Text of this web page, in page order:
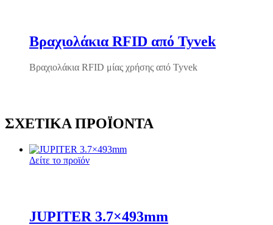
Βραχιολάκια RFID από Tyvek
Βραχιολάκια RFID μίας χρήσης από Tyvek
ΣΧΕΤΙΚΆ ΠΡΟΪΌΝΤΑ
Δείτε το προϊόν
JUPITER 3.7×493mm